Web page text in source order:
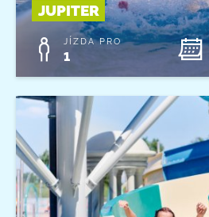
JUPITER
JÍZDA PRO
1